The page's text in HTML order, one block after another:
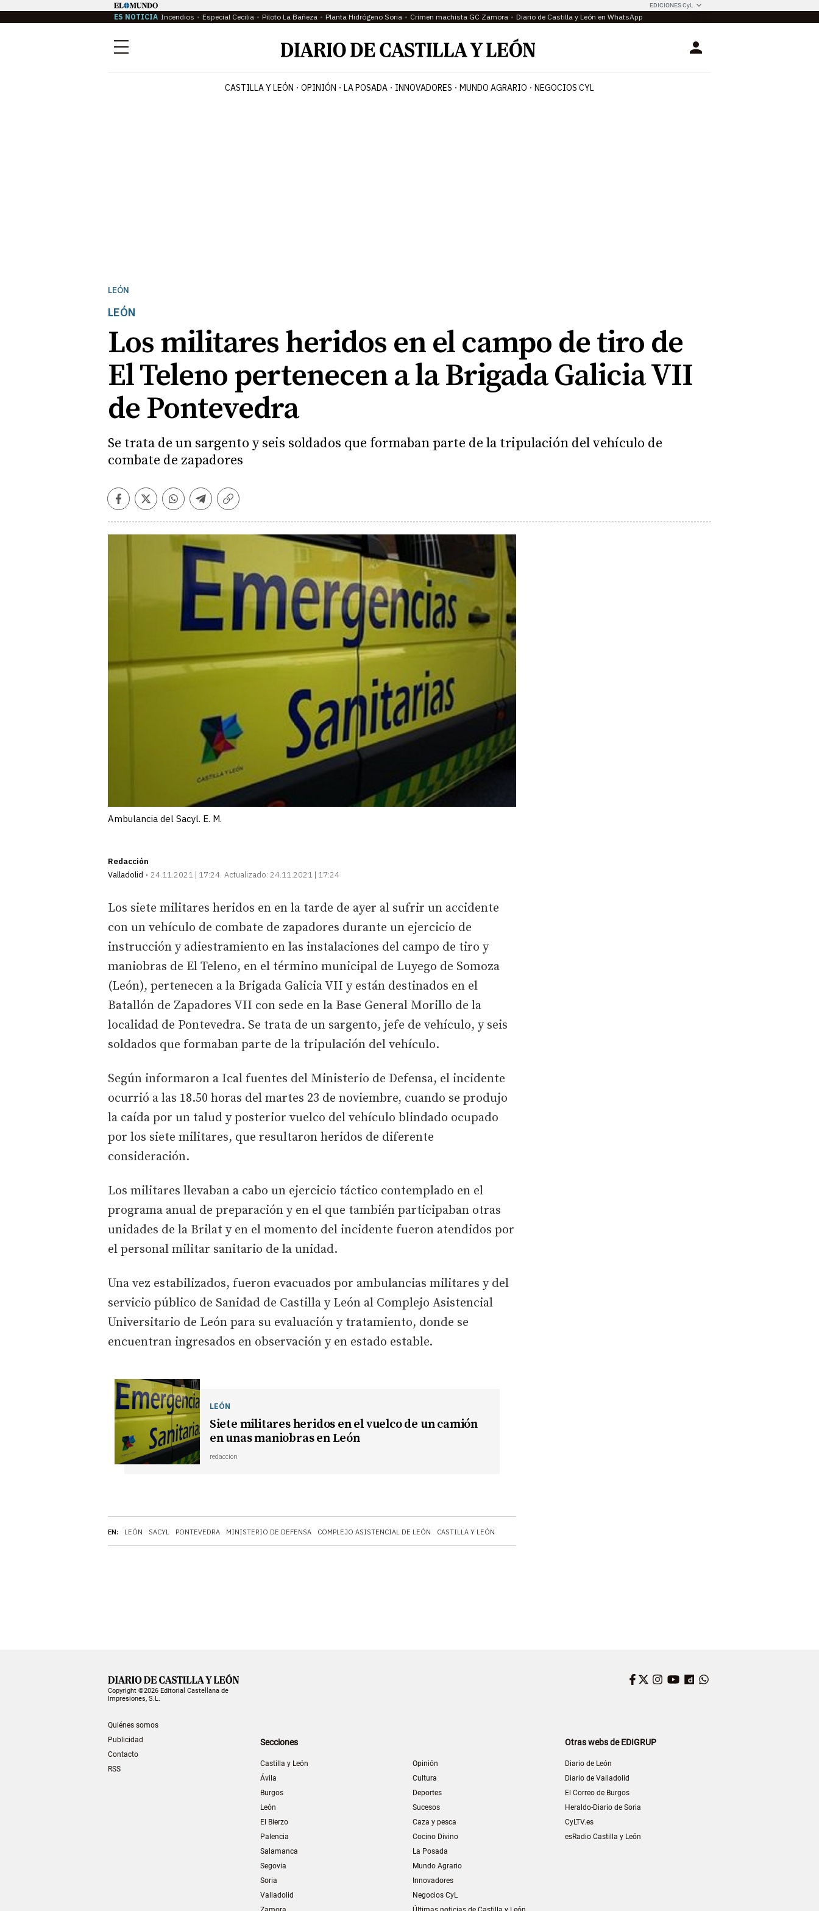
EDICIONES CyL
ES NOTICIA Incendios Especial Cecilia Piloto La Bañeza Planta Hidrógeno Soria Crimen machista GC Zamora Diario de Castilla y León en WhatsApp
Menú Login
CASTILLA Y LEÓN OPINIÓN LA POSADA INNOVADORES MUNDO AGRARIO NEGOCIOS CYL
LEÓN
LEÓN
Los militares heridos en el campo de tiro de
El Teleno pertenecen a la Brigada Galicia VII
de Pontevedra
Se trata de un sargento y seis soldados que formaban parte de la tripulación del vehículo de
combate de zapadores
Facebook
TwitterWhatsapp
Telegram
Copiar
Ambulancia del Sacyl. E. M.
Redacción
Valladolid
24.11.2021 | 17:24 Actualizado: 24.11.2021 | 17:24
EN: LEÓN SACYL PONTEVEDRA MINISTERIO DE DEFENSA COMPLEJO ASISTENCIAL DE LEÓN CASTILLA Y LEÓN
Los siete militares heridos en en la tarde de ayer al sufrir un accidente
con un vehículo de combate de zapadores durante un ejercicio de
instrucción y adiestramiento en las instalaciones del campo de tiro y
maniobras de El Teleno, en el término municipal de Luyego de Somoza
(León), pertenecen a la Brigada Galicia VII y están destinados en el
Batallón de Zapadores VII con sede en la Base General Morillo de la
localidad de Pontevedra. Se trata de un sargento, jefe de vehículo, y seis
soldados que formaban parte de la tripulación del vehículo.
Según informaron a Ical fuentes del Ministerio de Defensa, el incidente
ocurrió a las 18.50 horas del martes 23 de noviembre, cuando se produjo
la caída por un talud y posterior vuelco del vehículo blindado ocupado
por los siete militares, que resultaron heridos de diferente
consideración.
Los militares llevaban a cabo un ejercicio táctico contemplado en el
programa anual de preparación y en el que también participaban otras
unidades de la Brilat y en el momento del incidente fueron atendidos por
el personal militar sanitario de la unidad.
Una vez estabilizados, fueron evacuados por ambulancias militares y del
servicio público de Sanidad de Castilla y León al Complejo Asistencial
Universitario de León para su evaluación y tratamiento, donde se
encuentran ingresados en observación y en estado estable.
LEÓN
Siete militares heridos en el vuelco de un camión
en unas maniobras en León
redaccion
Copyright ©2026 Editorial Castellana de
Impresiones, S.L.
Quiénes somos
Publicidad
Contacto
RSS
Facebook
Twitter
Instagram
YouTube
Dailymotion
Secciones
Castilla y León
Ávila
Burgos
León
El Bierzo
Palencia
Salamanca
Segovia
Soria
Valladolid
Opinión
Cultura
Deportes
Sucesos
Caza y pesca
Cocino Divino
La Posada
Mundo Agrario
Innovadores
Negocios CyL
Otras webs de EDIGRUP
Diario de León
Diario de Valladolid
El Correo de Burgos
Heraldo-Diario de Soria
CyLTV.es
esRadio Castilla y León